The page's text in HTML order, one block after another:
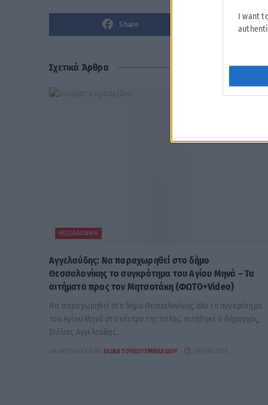
I want
Share
Σχετικά Άρθρα
ΘΕΣΣΑΛΟΝΊΚΗ
Αγγελούδης: Να παραχωρηθεί στο δήμο
Θεσσαλονίκης το συγκρότημα του Αγίου Μηνά – Τα
αιτήματα προς τον Μητσοτάκη (ΦΩΤΟ+Video)
Να παραχωρηθεί στο δήμο Θεσσαλονίκης όλο το συγκρότημα
του Αγίου Μηνά στο κέντρο της πόλης, αιτήθηκε ο δήμαρχος,
Στέλιος Αγγελούδης...
ΑΝΑΡΤΉΘΗΚΕ ΑΠΌ ΕΛΊΝΑ ΤΟΥΚΟΥΣΜΠΑΛΊΔΟΥ 06/08/2026